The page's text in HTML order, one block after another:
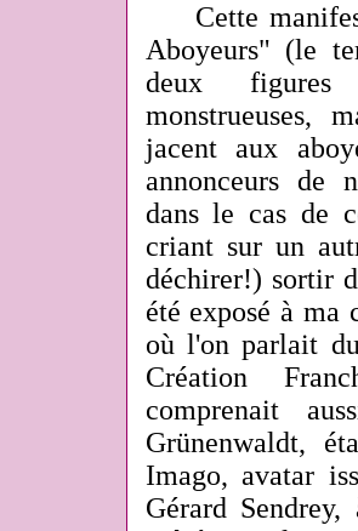
Cette
Aboyeurs" (le
deux figures
monstrueuses,
jacent aux
annonceurs de
dans le cas de
criant sur un
déchirer!) sortir
été exposé à ma
où l'on parlait
Création
comprenait
Grünenwaldt,
Imago, avatar
Gérard